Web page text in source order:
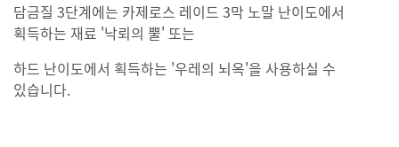
담금질 3단계에는 카제로스 레이드 3막 노말 난이도에서
획득하는 재료 '낙뢰의 뿔' 또는
하드 난이도에서 획득하는 '우레의 뇌옥'을 사용하실 수
있습니다.